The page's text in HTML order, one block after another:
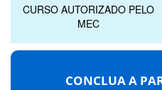
CURSO AUTORIZADO PELO
MEC
CONCLUA A